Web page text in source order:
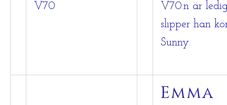
V70
V70:n är
slipper han
Sunny.
Emma